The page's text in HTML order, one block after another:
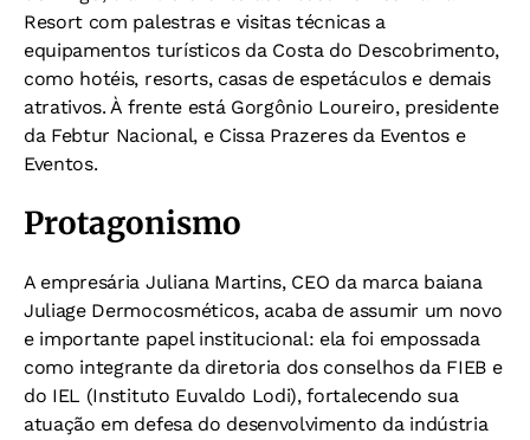
Resort com palestras e visitas técnicas a
equipamentos turísticos da Costa do Descobrimento,
como hotéis, resorts, casas de espetáculos e demais
atrativos. À frente está Gorgônio Loureiro, presidente
da Febtur Nacional, e Cissa Prazeres da Eventos e
Eventos.
Protagonismo
A empresária Juliana Martins, CEO da marca baiana
Juliage Dermocosméticos, acaba de assumir um novo
e importante papel institucional: ela foi empossada
como integrante da diretoria dos conselhos da FIEB e
do IEL (Instituto Euvaldo Lodi), fortalecendo sua
atuação em defesa do desenvolvimento da indústria